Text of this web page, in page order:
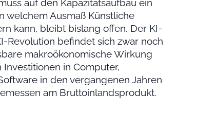
auf den Kapazitätsaufbau ein
welchem Ausmaß Künstliche
kann, bleibt bislang offen. Der KI-
Revolution befindet sich zwar noch
makroökonomische Wirkung
in Computer,
in den vergangenen Jahren
am Bruttoinlandsprodukt.